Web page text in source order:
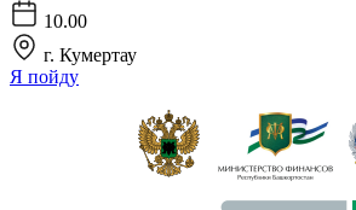
10.00
г. Кумертау
Я пойду